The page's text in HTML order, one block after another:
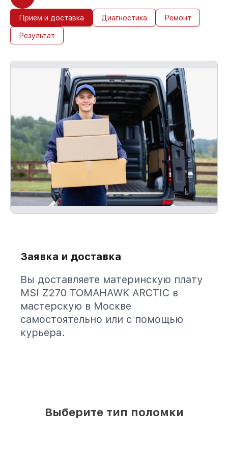
Прием и доставка Диагностика Ремонт
Результат
Заявка и доставка
Вы доставляете материнскую плату
MSI Z270 TOMAHAWK ARCTIC в
мастерскую в Москве
самостоятельно или с помощью
курьера.
Выберите тип поломки